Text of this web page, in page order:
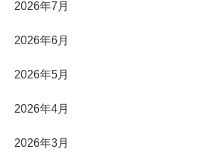
2026年7月
2026年6月
2026年5月
2026年4月
2026年3月